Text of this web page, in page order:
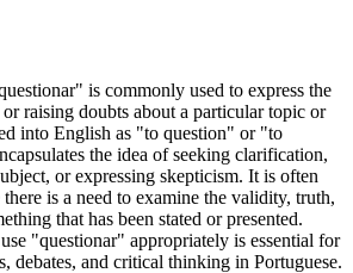
is commonly used to express the
raising doubts about a particular topic or
into English as "to question" or "to
the idea of seeking clarification,
or expressing skepticism. It is often
is a need to examine the validity, truth,
that has been stated or presented.
"questionar" appropriately is essential for
debates, and critical thinking in Portuguese.